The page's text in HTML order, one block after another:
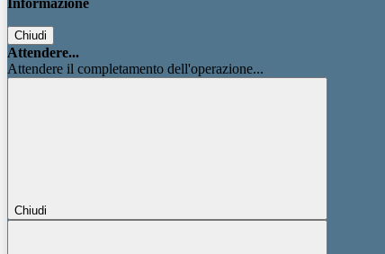
Informazione
Chiudi
Attendere...
Attendere il completamento dell'operazione...
Chiudi